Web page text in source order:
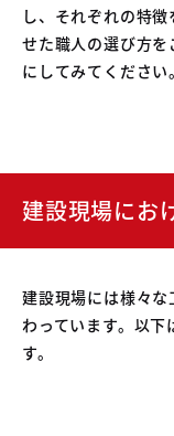
し、それぞれの特
せた職人の選び方
にしてみてください。
建設現場にお
建設現場には様々
わっています。以
す。